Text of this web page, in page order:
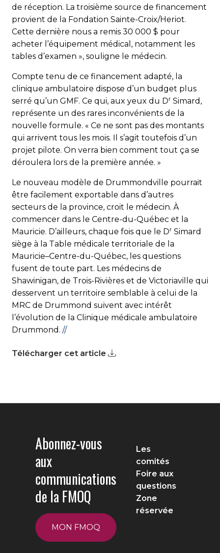
de réception. La troisième source de financement
provient de la Fondation Sainte-Croix/Heriot.
Cette dernière nous a remis 30 000 $ pour
acheter l’équipement médical, notamment les
tables d’examen », souligne le médecin.
Compte tenu de ce financement adapté, la
clinique ambulatoire dispose d’un budget plus
serré qu’un GMF. Ce qui, aux yeux du Dr Simard,
représente un des rares inconvénients de la
nouvelle formule. « Ce ne sont pas des montants
qui arrivent tous les mois. Il s’agit toutefois d’un
projet pilote. On verra bien comment tout ça se
déroulera lors de la première année. »
Le nouveau modèle de Drummondville pourrait
être facilement exportable dans d’autres
secteurs de la province, croit le médecin. À
commencer dans le Centre-du-Québec et la
Mauricie. D’ailleurs, chaque fois que le Dr Simard
siège à la Table médicale territoriale de la
Mauricie–Centre-du-Québec, les questions
fusent de toute part. Les médecins de
Shawinigan, de Trois-Rivières et de Victoriaville qui
desservent un territoire semblable à celui de la
MRC de Drummond suivent avec intérêt
l’évolution de la Clinique médicale ambulatoire
Drummond. //
Télécharger cet article
Abonnez-vous
aux
communications
de la FMOQ
MON FMOQ
Les
comités
Foire aux
questions
Zone
réservée